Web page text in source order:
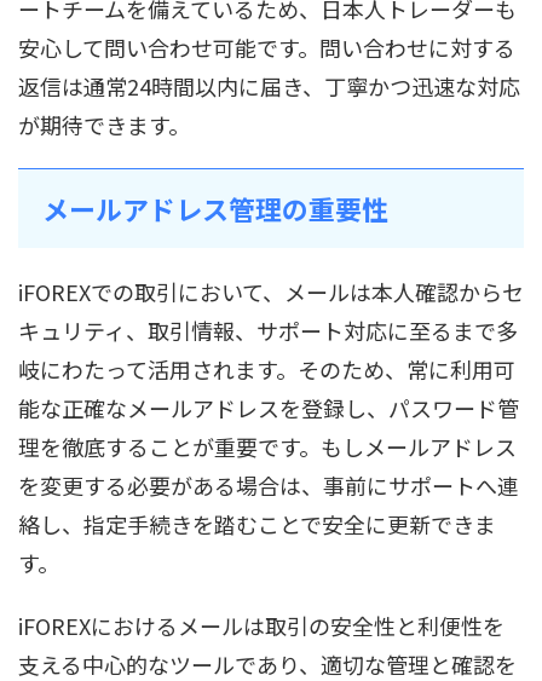
ートチームを備えているため、日本人トレーダーも
安心して問い合わせ可能です。問い合わせに対する
返信は通常24時間以内に届き、丁寧かつ迅速な対応
が期待できます。
メールアドレス管理の重要性
iFOREXでの取引において、メールは本人確認からセ
キュリティ、取引情報、サポート対応に至るまで多
岐にわたって活用されます。そのため、常に利用可
能な正確なメールアドレスを登録し、パスワード管
理を徹底することが重要です。もしメールアドレス
を変更する必要がある場合は、事前にサポートへ連
絡し、指定手続きを踏むことで安全に更新できま
す。
iFOREXにおけるメールは取引の安全性と利便性を
支える中心的なツールであり、適切な管理と確認を